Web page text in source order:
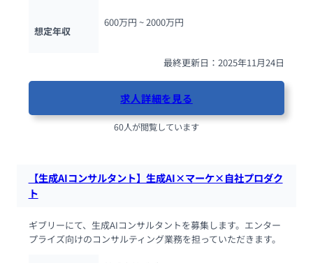
想定年収
600万円 ~ 2000万円
最終更新日：2025年11月24日
求人詳細を見る
60人が閲覧しています
【生成AIコンサルタント】生成AI×マーケ×自社プロダク
ト
ギブリーにて、生成AIコンサルタントを募集します。エンター
プライズ向けのコンサルティング業務を担っていただきます。